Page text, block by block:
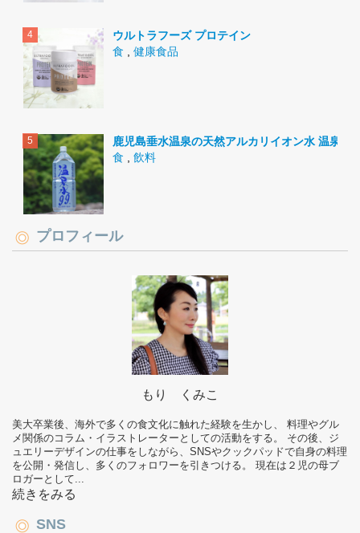
ウルトラフーズ プロテイン
食
健康食品
鹿児島垂水温泉の天然アルカリイオン水 温泉水
食
飲料
プロフィール
もり くみこ
美大卒業後、海外で多くの食文化に触れた経験を生かし、 料理やグル
メ関係のコラム・イラストレーターとしての活動をする。 その後、ジ
ュエリーデザインの仕事をしながら、SNSやクックパッドで自身の料理
を公開・発信し、多くのフォロワーを引きつける。 現在は２児の母ブ
ロガーとして...
続きをみる
SNS